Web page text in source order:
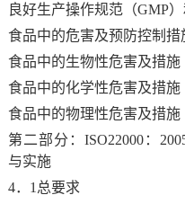
良好生产操作规范（GMP
食品中的危害及预防控制措
食品中的生物性危害及措施
食品中的化学性危害及措施
食品中的物理性危害及措施
第二部分：ISO22000：
与实施
4．1总要求